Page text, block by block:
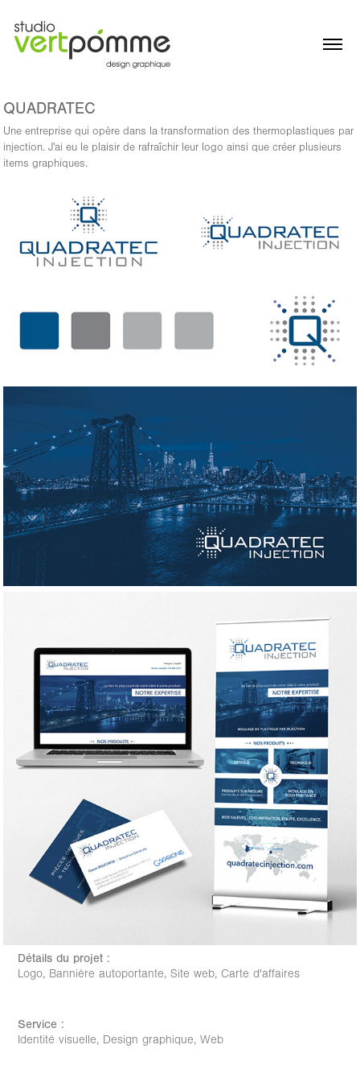
QUADRATEC
Une entreprise qui opère dans la transformation des thermoplastiques par
injection. J'ai eu le plaisir de rafraîchir leur logo ainsi que créer plusieurs
items graphiques.
Détails du projet :
Logo, Bannière autoportante, Site web, Carte d'affaires
Service :
Identité visuelle, Design graphique, Web